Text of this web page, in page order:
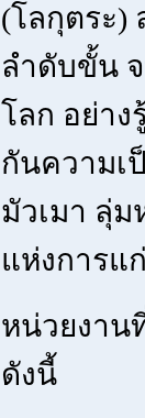
(โลกุตระ)
ลำดับขั้น
โลก อย่าง
กันความเ
มัวเมา ลุ่
แห่งการแ
หน่วยงาน
ดังนี้